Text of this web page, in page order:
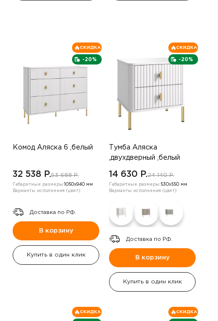
-20%
СКИДКА
Комод Аляска 6 ,белый
32 538 P.53 688 P.
Габаритные размеры: 1050х940 мм
Варианты исполнения (цвет):
Доставка по РФ.
В корзину
Купить в один клик
-20%
СКИДКА
Тумба Аляска
,двухдверный ,белый
14 630 P.24 140 P.
Габаритные размеры:530х550 мм
Варианты исполнения (цвет):
Доставка по РФ.
В корзину
Купить в один клик
СКИДКА СКИДКА